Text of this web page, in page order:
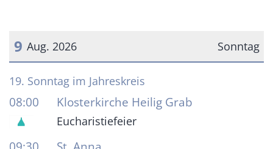
Sonntag
9 Aug. 2026
Datum: 9. August 2026
19. Sonntag im Jahreskreis
08:00 Klosterkirche Heilig Grab
Eucharistiefeier